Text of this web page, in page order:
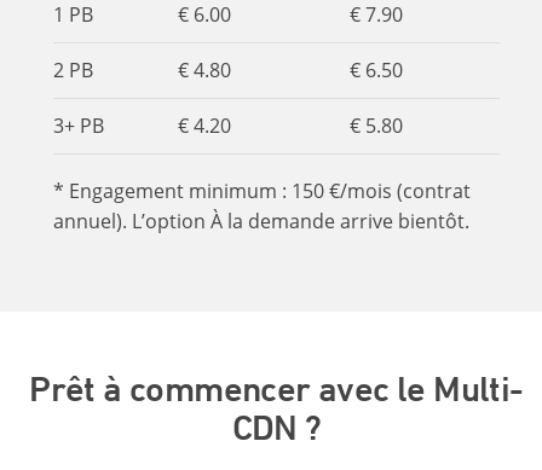
1 PB € 6.00 € 7.90
2 PB € 4.80 € 6.50
3+ PB € 4.20 € 5.80
* Engagement minimum : 150 €/mois (contrat
annuel). L’option À la demande arrive bientôt.
Prêt à commencer avec le Multi-
CDN ?